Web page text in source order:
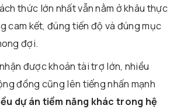
thức lớn nhất vẫn nằm ở khâu thực
cam kết, đúng tiến độ và đúng mục
đợi.
được khoản tài trợ lớn, nhiều
đồng cũng lên tiếng nhấn mạnh
dự án tiềm năng khác trong hệ